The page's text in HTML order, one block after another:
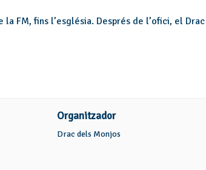
FM, fins l’església. Després de l’ofici, el
Organitzador
Drac dels Monjos